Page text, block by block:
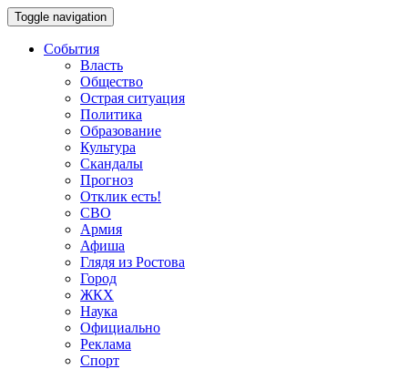
Toggle navigation
События
Власть
Общество
Острая ситуация
Политика
Образование
Культура
Скандалы
Прогноз
Отклик есть!
СВО
Армия
Афиша
Глядя из Ростова
Город
ЖКХ
Наука
Официально
Реклама
Спорт